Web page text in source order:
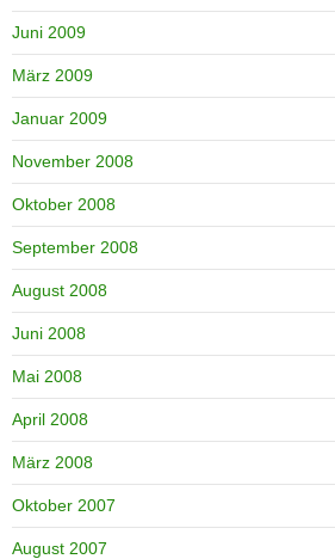
Juni 2009
März 2009
Januar 2009
November 2008
Oktober 2008
September 2008
August 2008
Juni 2008
Mai 2008
April 2008
März 2008
Oktober 2007
August 2007